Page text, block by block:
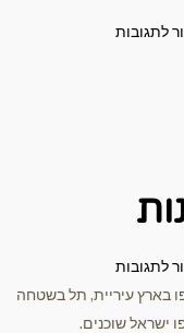
עיריית, תל בשטחה
שוכנים.